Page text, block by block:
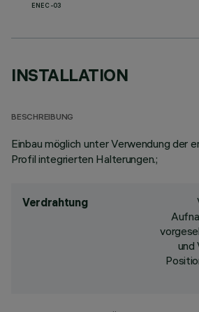
ENEC-03
INSTALLATION
BESCHREIBUNG
Einbau möglich unter Verwendung der
Profil integrierten Halterungen.;
Verdrahtung
und